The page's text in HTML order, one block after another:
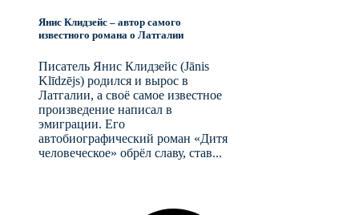
Янис Клидзейс – автор самого
известного романа о Латгалии
Писатель Янис Клидзейс (Jānis
Klīdzējs) родился и вырос в
Латгалии, а своё самое известное
произведение написал в
эмиграции. Его
автобиографический роман «Дитя
человеческое» обрёл славу, став...